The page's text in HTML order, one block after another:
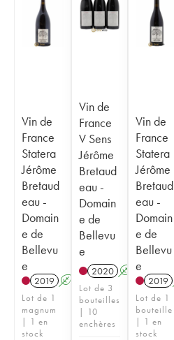
Vin de
France
Statera
Jérôme
Bretaud
eau -
Domain
e de
Bellevu
e
2019 A
Lot de 1
magnum
| 1 en
stock
Vin de
France
V Sens
Jérôme
Bretaud
eau -
Domain
e de
Bellevu
e
2020 A
Lot de 3
bouteilles
| 10
enchères
Vin de
France
Statera
Jérôme
Bretaud
eau -
Domain
e de
Bellevu
e
2019
Lot de 1
bouteille
| 1 en
stock